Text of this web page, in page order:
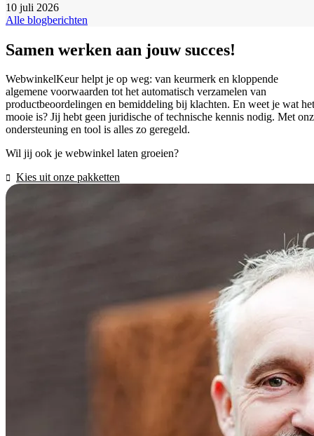
10 juli 2026
Alle blogberichten
Samen werken aan jouw succes!
WebwinkelKeur helpt je op weg: van keurmerk en kloppende
algemene voorwaarden tot het automatisch verzamelen van
productbeoordelingen en bemiddeling bij klachten. En weet je wat het
mooie is? Jij hebt geen juridische of technische kennis nodig. Met
ondersteuning en tool is alles zo geregeld.
Wil jij ook je webwinkel laten groeien?
Kies uit onze pakketten